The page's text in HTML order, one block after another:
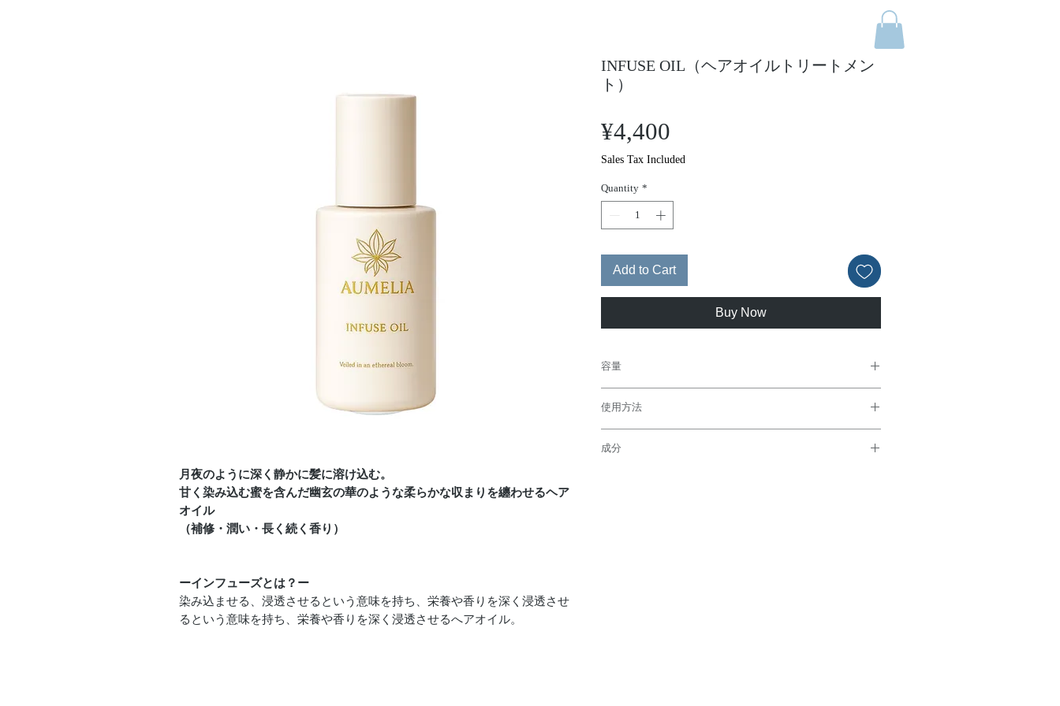
月夜のように深く静かに髪に溶け込む。
甘く染み込む蜜を含んだ幽玄の華のような柔らかな収まりを纏わせるヘア
オイル
（補修・潤い・長く続く香り）
ーインフューズとは？ー
染み込ませる、浸透させるという意味を持ち、栄養や香りを深く浸透させ
るという意味を持ち、栄養や香りを深く浸透させるへアオイル。
INFUSE OIL（ヘアオイルトリートメン
ト）
¥4,400
Sales Tax Included
Quantity *
Add to Cart
Buy Now
容量
使用方法
タオルドライ後の乾かす前、乾かした後にも使用できます、
成分